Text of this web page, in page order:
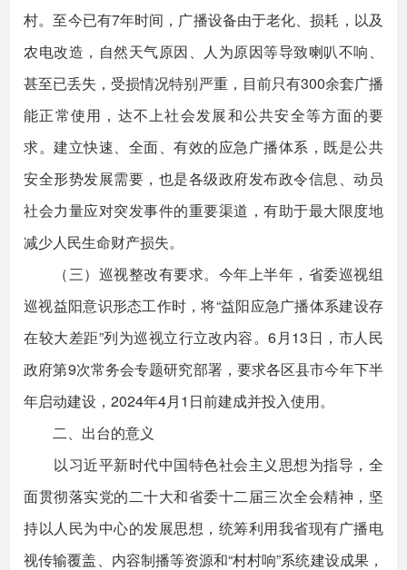
村。至今已有7年时间，广播设备由于老化、损耗，以及
农电改造，自然天气原因、人为原因等导致喇叭不响、
甚至已丢失，受损情况特别严重，目前只有300余套广播
能正常使用，达不上社会发展和公共安全等方面的要
求。建立快速、全面、有效的应急广播体系，既是公共
安全形势发展需要，也是各级政府发布政令信息、动员
社会力量应对突发事件的重要渠道，有助于最大限度地
减少人民生命财产损失。
（三）巡视整改有要求。今年上半年，省委巡视组
巡视益阳意识形态工作时，将“益阳应急广播体系建设存
在较大差距”列为巡视立行立改内容。6月13日，市人民
政府第9次常务会专题研究部署，要求各区县市今年下半
年启动建设，2024年4月1日前建成并投入使用。
二、出台的意义
以习近平新时代中国特色社会主义思想为指导，全
面贯彻落实党的二十大和省委十二届三次全会精神，坚
持以人民为中心的发展思想，统筹利用我省现有广播电
视传输覆盖、内容制播等资源和“村村响”系统建设成果，